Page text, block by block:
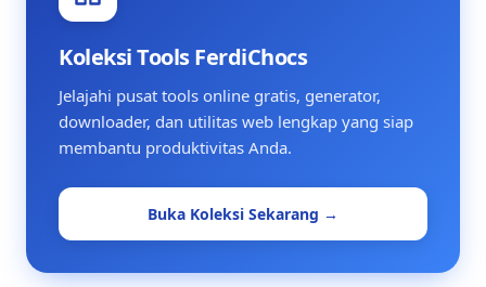
Koleksi Tools FerdiChocs
Jelajahi pusat tools online gratis, generator,
downloader, dan utilitas web lengkap yang siap
membantu produktivitas Anda.
Buka Koleksi Sekarang →